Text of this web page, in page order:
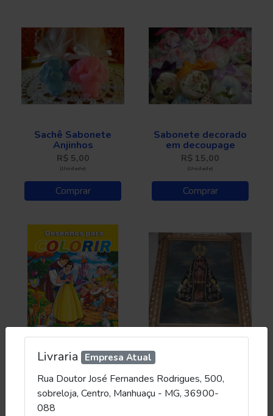
Sachê Sabonete
Anjinhos
R$ 5,00
(Unidade)
Comprar
Sabonete decorado
em decoupage
R$ 15,00
(Unidade)
Comprar
Revista de
atividades e
desenhos para
colorir
R$ 5,00 40x50
R$ 95,00
Livraria Empresa Atual
Rua Doutor José Fernandes Rodrigues, 500,
sobreloja, Centro, Manhuaçu - MG, 36900-
088